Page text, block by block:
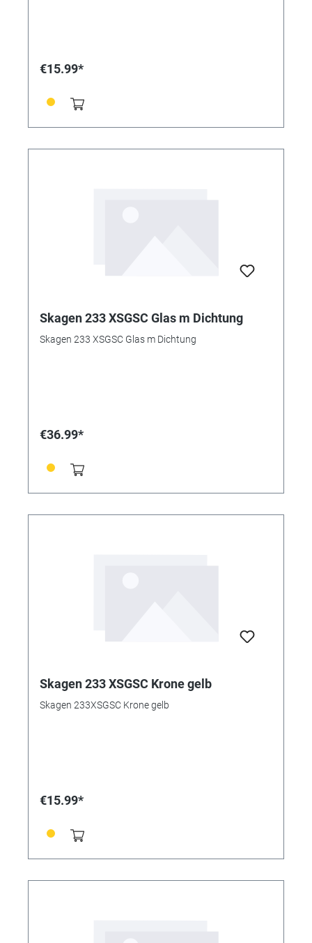
€15.99*
Skagen 233 XSGSC Glas m Dichtung
Skagen 233 XSGSC Glas m Dichtung
€36.99*
Skagen 233 XSGSC Krone gelb
Skagen 233XSGSC Krone gelb
€15.99*